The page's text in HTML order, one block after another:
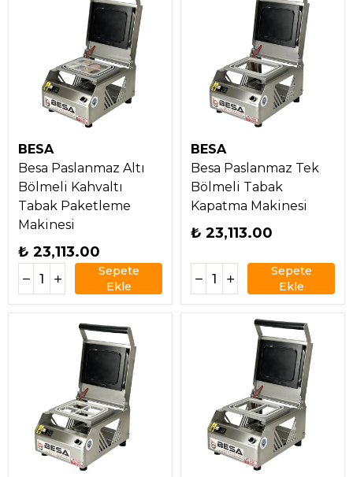
BESA
Besa Paslanmaz Altı
Bölmeli Kahvaltı
Tabak Paketleme
Makinesi
₺ 23,113.00
Sepete
Ekle
BESA
Besa Paslanmaz Tek
Bölmeli Tabak
Kapatma Makinesi
₺ 23,113.00
Sepete
Ekle